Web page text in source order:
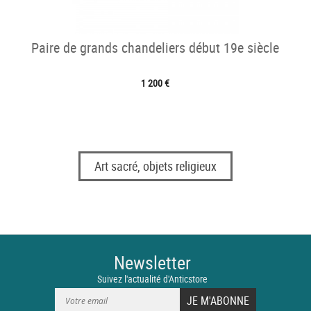
Paire de grands chandeliers début 19e siècle
1 200 €
Art sacré, objets religieux
Newsletter
Suivez l'actualité d'Anticstore